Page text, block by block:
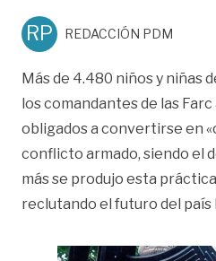
RP REDACCIÓN PDM
Más de 4.480 niños y niñas
los comandantes de las
obligados a convertirse en
conflicto armado, siendo el
más se produjo esta
reclutando el futuro del país